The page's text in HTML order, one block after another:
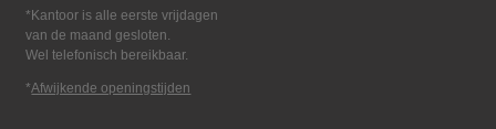
*Kantoor is alle eerste vrijdagen
van de maand gesloten.
Wel telefonisch bereikbaar.
*Afwijkende openingstijden